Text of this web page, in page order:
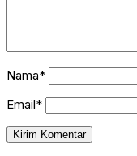
Nama*
Email*